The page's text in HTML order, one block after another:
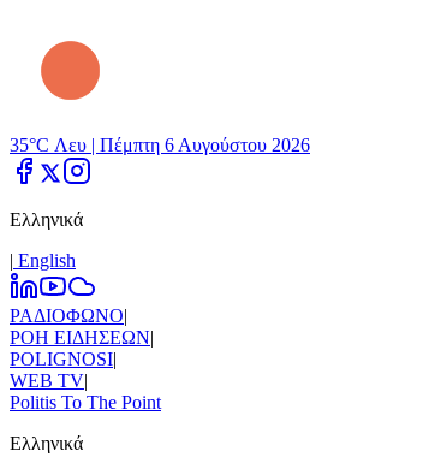
35°C Λευ | Πέμπτη 6 Αυγούστου 2026
Ελληνικά
| Εnglish
ΡΑΔΙΟΦΩΝΟ|
ΡΟΗ ΕΙΔΗΣΕΩΝ|
POLIGNOSI|
WEB TV|
Politis To The Point
Ελληνικά